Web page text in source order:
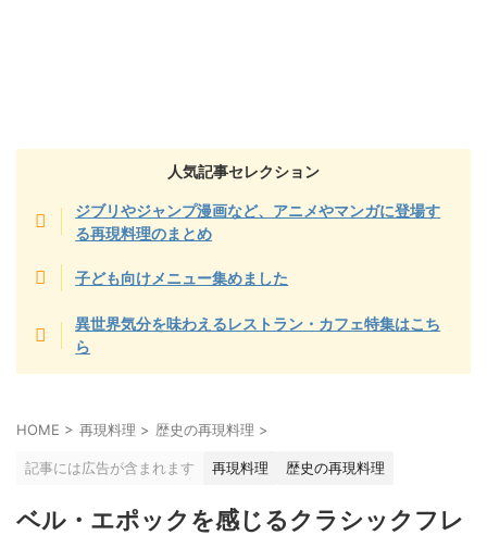
人気記事セレクション
ジブリやジャンプ漫画など、アニメやマンガに登場す
る再現料理のまとめ
子ども向けメニュー集めました
異世界気分を味わえるレストラン・カフェ特集はこち
ら
HOME > 再現料理 > 歴史の再現料理 >
記事には広告が含まれます 再現料理 歴史の再現料理
ベル・エポックを感じるクラシックフレ